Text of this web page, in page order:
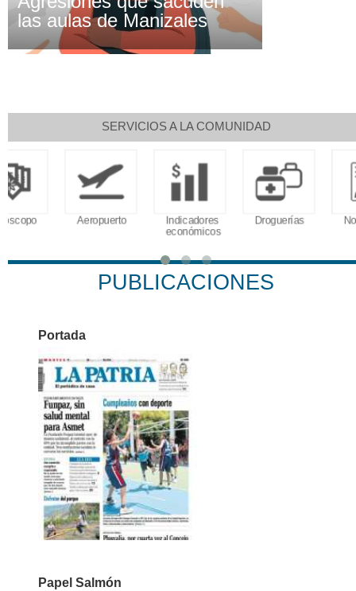
las aulas de Manizales
SERVICIOS A LA COMUNIDAD
Aeropuerto
Indicadores
Droguerías Notarías
PUBLICACIONES
Portada
Papel Salmón